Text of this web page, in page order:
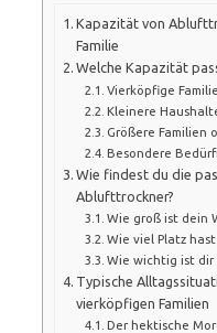
Kapazität von
Familie
Welche Kapazität
Vierköpfige
Kleinere
Größere Familien
Besondere
Wie findest du die
Ablufttrockner?
Wie groß ist dein
Wie viel Platz
Wie wichtig ist dir
Typische
vierköpfigen Familien
Der hektische